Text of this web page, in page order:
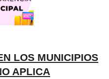
LOS MUNICIPIOS
APLICA